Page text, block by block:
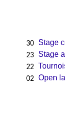
30
Stage
23 Stage
22
02 Open